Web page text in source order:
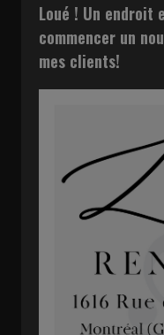
Loué ! Un endroit
commencer un
mes clients!